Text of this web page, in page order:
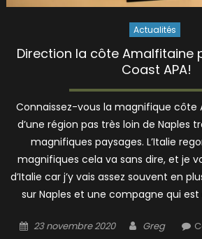
Actualités
Direction la côte Amalfitaine
Coast APA!
Connaissez-vous la magnifique côte
d’une région pas très loin de Naples
magnifiques paysages. L’Italie
magnifiques cela va sans dire, et je
d’Italie car j’y vais assez souvent en
sur Naples et une compagne qui
Posted
23 novembre 2020 Author
Greg